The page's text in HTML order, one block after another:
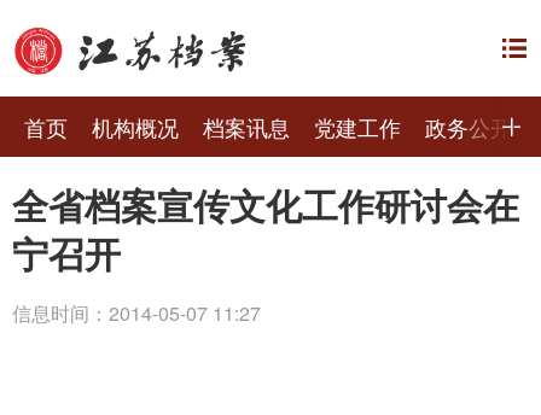
首页 机构概况 档案讯息 党建工作 政务公开
全省档案宣传文化工作研讨会在
宁召开
信息时间：2014-05-07 11:27